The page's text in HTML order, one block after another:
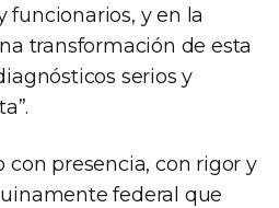
funcionarios, y en la
transformación de esta
serios y
con presencia, con rigor y
federal que